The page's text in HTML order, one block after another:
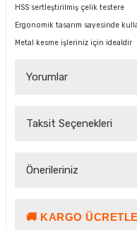
HSS sertleştirilmiş çelik testere
Ergonomik tasarım sayesinde
Metal kesme işleriniz için idealdir
Yorumlar
Taksit Seçenekleri
Önerileriniz
Bu ürünün fiyat bilgisi,
🚚 KARGO